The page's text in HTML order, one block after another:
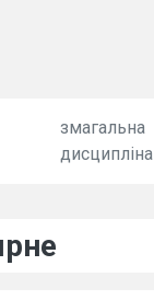
змагальна
дисципліна